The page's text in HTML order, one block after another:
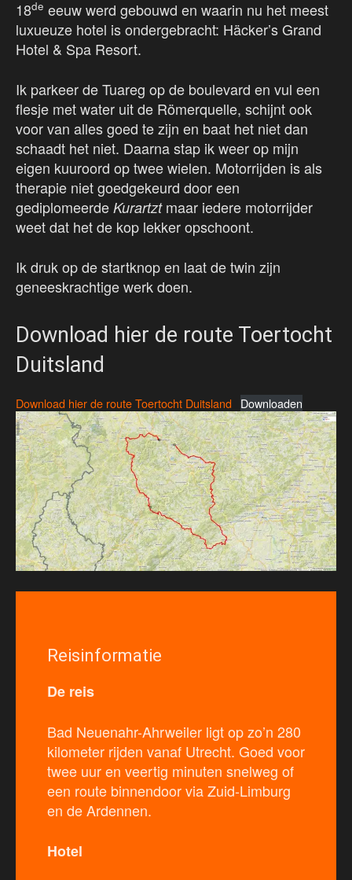
18de eeuw werd gebouwd en waarin nu het meest
luxueuze hotel is ondergebracht: Häcker’s Grand
Hotel & Spa Resort.
Ik parkeer de Tuareg op de boulevard en vul een
flesje met water uit de Römerquelle, schijnt ook
voor van alles goed te zijn en baat het niet dan
schaadt het niet. Daarna stap ik weer op mijn
eigen kuuroord op twee wielen. Motorrijden is als
therapie niet goedgekeurd door een
gediplomeerde Kurartztmaar iedere motorrijder
weet dat het de kop lekker opschoont.
Ik druk op de startknop en laat de twin zijn
geneeskrachtige werk doen.
Download hier de route Toertocht
Duitsland
Download hier de route Toertocht Duitsland Downloaden
Reisinformatie
De reis
Bad Neuenahr-Ahrweiler ligt op zo’n 280
kilometer rijden vanaf Utrecht. Goed voor
twee uur en veertig minuten snelweg of
een route binnendoor via Zuid-Limburg
en de Ardennen.
Hotel